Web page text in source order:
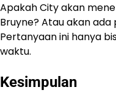
Apakah City akan
Bruyne? Atau akan
Pertanyaan ini hanya
waktu.
Kesimpulan